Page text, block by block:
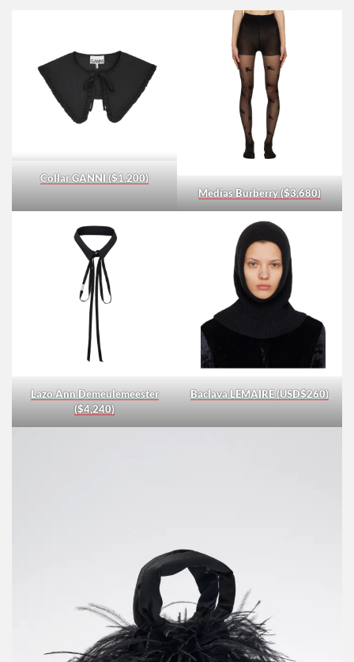
Collar GANNI ($1,200)
Medias Burberry ($3,680)
Lazo Ann Demeulemeester
($4,240)
Baclava LEMAIRE (USD$260)